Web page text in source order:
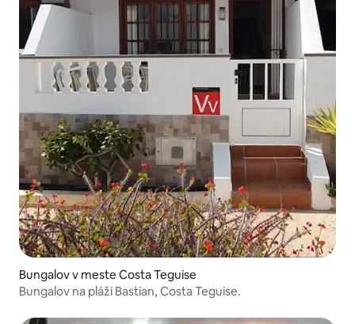
Bungalov v meste Costa Teguise
Bungalov na pláži Bastian, Costa Teguise.